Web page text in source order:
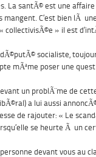
La santÃ© est une
mangent. C’est bien lÃ
» il est
socialiste,
mÃªme poser une
un problÃ¨me de
a lui aussi
de rajouter: « Le
se heurte Ã un
devant vous au